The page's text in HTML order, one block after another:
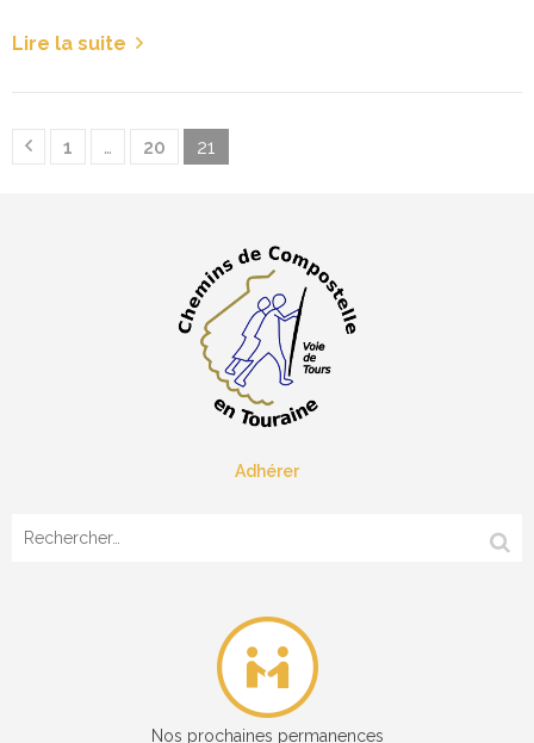
Lire la suite
Pagination
Page
1 … Page
20 Page
21
Adhérer
Nos prochaines permanences